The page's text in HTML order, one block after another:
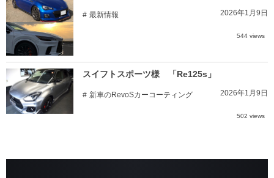
最新情報 2026年1月9日
544 views
スイフトスポーツ様 「Re125s」
新車のRevoSカーコーティング 2026年1月9日
502 views